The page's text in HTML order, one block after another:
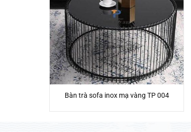
Bàn trà sofa inox mạ vàng TP 004